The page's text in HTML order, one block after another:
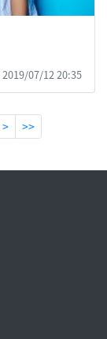
2019/07/12 20:35
> >>